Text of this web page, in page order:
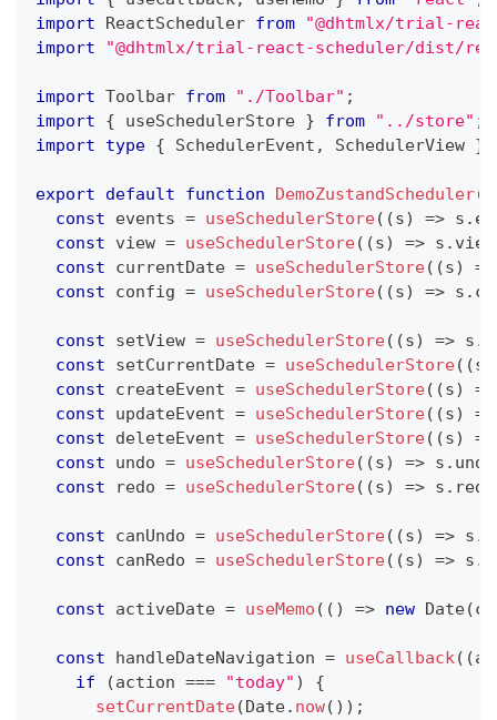
import
ReactScheduler from
"@dhtmlx/trial-
import
"@dhtmlx/trial-react-scheduler/dist/
import Toolbar from "./Toolbar" ;
import
{ useSchedulerStore } from "../store" ;
import
type { SchedulerEvent , SchedulerView }
export default function DemoZustandScheduler(
const events = useSchedulerStore( (s) => s .
const view = useSchedulerStore( (s) => s . view
const currentDate = useSchedulerStore( (s) =>
const config = useSchedulerStore( (s) => s .
const setView = useSchedulerStore( (s) => s .
const setCurrentDate = useSchedulerStore( (s
const createEvent = useSchedulerStore( (s) =>
const updateEvent = useSchedulerStore( (s) =>
const deleteEvent = useSchedulerStore( (s) =>
const undo = useSchedulerStore( (s) => s . undo
const redo = useSchedulerStore( (s) => s . redo
const canUndo = useSchedulerStore( (s) => s .
const canRedo = useSchedulerStore( (s) => s .
const activeDate = useMemo ( ( ) => new Date(
const handleDateNavigation = useCallback( (
if
(action === "today" )
{
setCurrentDate( Date. now( ) ) ;